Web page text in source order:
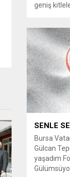
geniş
emeklilik
talebiyle
(CİMER)
yapılması
dönemde
en çok
SENLE
Bursa
Gülcan
yaşadım